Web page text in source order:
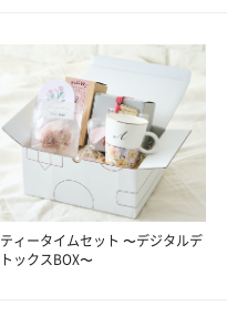
ティータイムセット 〜デジタルデ
トックスBOX〜